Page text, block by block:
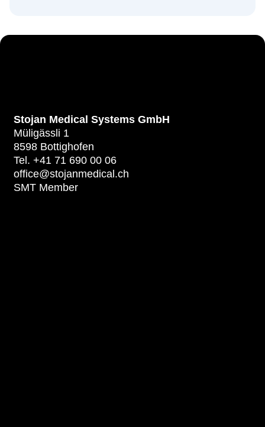
Stojan Medical Systems GmbH
Müligässli 1
8598 Bottighofen
Tel. +41 71 690 00 06
office@stojanmedical.ch
SMT Member